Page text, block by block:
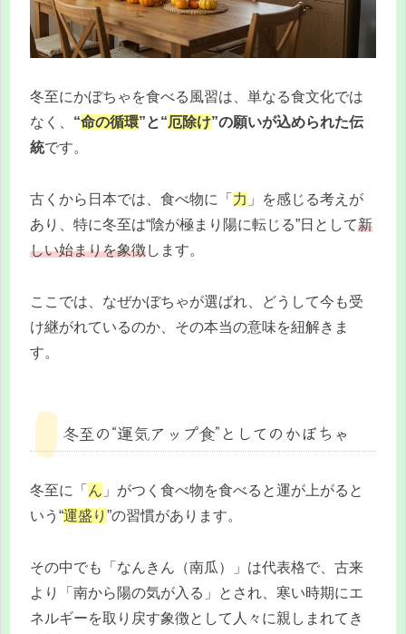
冬至にかぼちゃを食べる風習は、単なる食文化では
なく、 “命の循環”と“厄除け”の願いが込められた伝
統です。
古くから日本では、食べ物に「 力 」を感じる考えが
あり、特に冬至は“陰が極まり陽に転じる”日として新
しい始まりを象徴します。
ここでは、なぜかぼちゃが選ばれ、どうして今も受
け継がれているのか、その本当の意味を紐解きま
す。
冬至の“運気アップ食”としてのかぼちゃ
冬至に「 ん 」がつく食べ物を食べると運が上がると
いう“運盛り ”の習慣があります。
その中でも「なんきん（南瓜）」は代表格で、古来
より「南から陽の気が入る」とされ、寒い時期にエ
ネルギーを取り戻す象徴として人々に親しまれてき